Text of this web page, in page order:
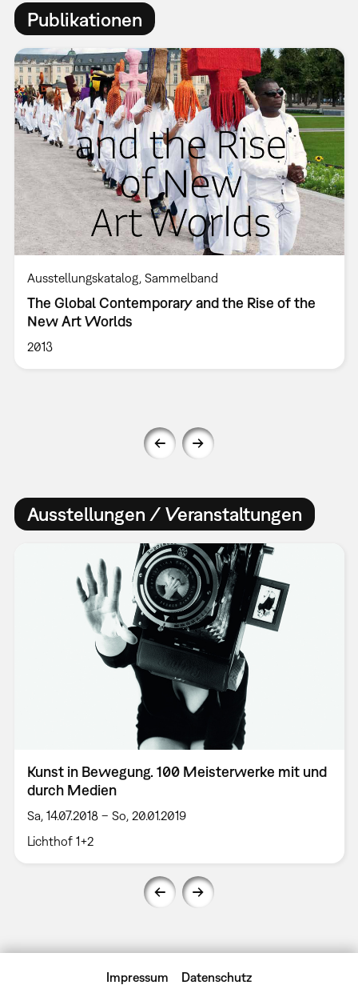
Publikationen
Ausstellungskatalog Sammelband
The Global Contemporary and the Rise of the
New Art Worlds
2013
Ausstellungen / Veranstaltungen
Kunst in Bewegung. 100 Meisterwerke mit und
durch Medien
Sa, 14.07.2018 – So, 20.01.2019
Lichthof 1+2
Impressum Datenschutz